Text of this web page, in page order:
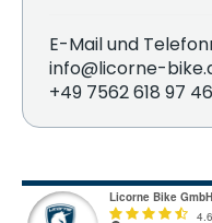
E-Mail und
info@licorne-
+49 7562 618 97 46